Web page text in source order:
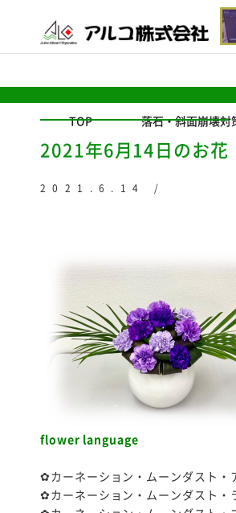
TOP 落石・斜面崩壊対
2021年6月14日のお花
2021.6.14 /
flower language
✿カーネーション・ムーンダスト・
✿カーネーション・ムーンダスト・